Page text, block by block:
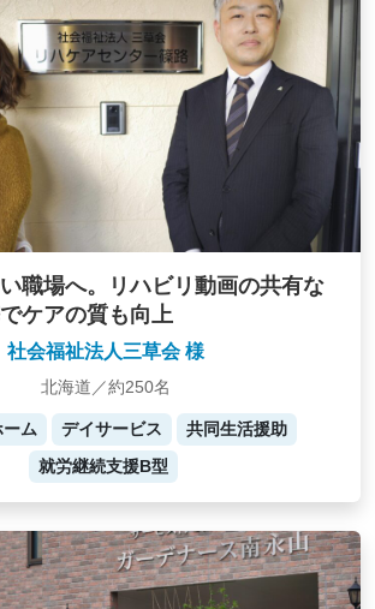
職場へ。リハビリ動画の共有な
ケアの質も向上
社会福祉法人三草会 様
北海道／約250名
ム デイサービス
共同生活援助
就労継続支援B型